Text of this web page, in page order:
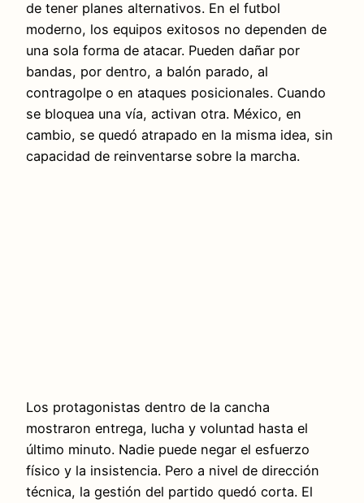
de tener planes alternativos. En el futbol
moderno, los equipos exitosos no dependen de
una sola forma de atacar. Pueden dañar por
bandas, por dentro, a balón parado, al
contragolpe o en ataques posicionales. Cuando
se bloquea una vía, activan otra. México, en
cambio, se quedó atrapado en la misma idea, sin
capacidad de reinventarse sobre la marcha.
Los protagonistas dentro de la cancha
mostraron entrega, lucha y voluntad hasta el
último minuto. Nadie puede negar el esfuerzo
físico y la insistencia. Pero a nivel de dirección
técnica, la gestión del partido quedó corta. El